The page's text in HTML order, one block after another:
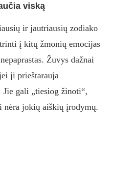
viską
ir jautriausių zodiako
į kitų žmonių emocijas
Žuvys dažnai
ji prieštarauja
Jie gali „tiesiog žinoti“,
nėra jokių aiškių įrodymų.